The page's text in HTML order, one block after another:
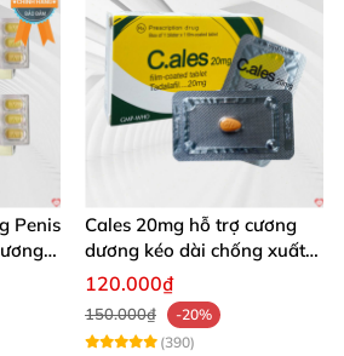
Penis
Cales 20mg hỗ trợ cương
dương kéo dài chống xuất
tinh sớm thành phần
120.000₫
150.000₫
-20%
(390)